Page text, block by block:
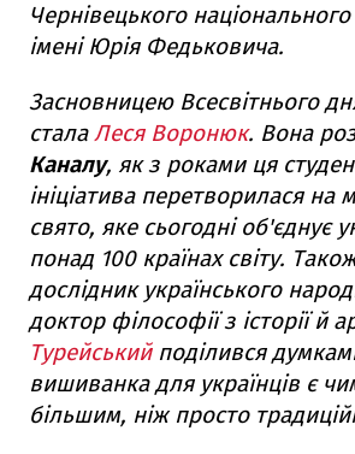
Чернівецького національного
імені Юрія Федьковича.
Засновницею Всесвітнього
сталаЛеся Воронюк. Вона
Каналу, як з роками ця
ініціатива перетворилася на
свято, яке сьогодні об'єднує
понад 100 країнах світу.
дослідник українського
доктор філософії з історії й
Турейський поділився
вишиванка для українців є
більшим, ніж просто